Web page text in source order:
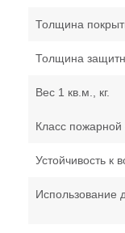
Толщина
Толщина
Вес 1 кв.м., кг.
Класс
Устойчивость к
Использование